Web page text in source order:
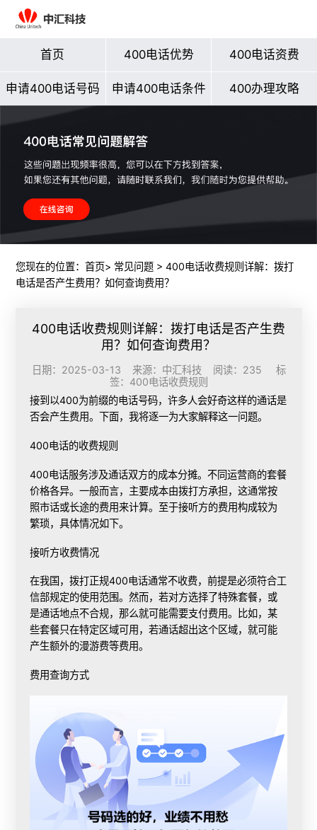
首页 400电话优势 400电话资费
申请400电话号码 申请400电话条件 400办理攻略
您现在的位置： 首页> 常见问题> 400电话收费规则详解：拨打
电话是否产生费用？如何查询费用？
400电话收费规则详解：拨打电话是否产生费
用？如何查询费用？
日期：2025-03-13 来源：中汇科技 阅读：235 标
签： 400电话收费规则
接到以400为前缀的电话号码，许多人会好奇这样的通话是
否会产生费用。下面，我将逐一为大家解释这一问题。
400电话的收费规则
400电话服务涉及通话双方的成本分摊。不同运营商的套餐
价格各异。一般而言，主要成本由拨打方承担，这通常按
照市话或长途的费用来计算。至于接听方的费用构成较为
繁琐，具体情况如下。
接听方收费情况
在我国，拨打正规400电话通常不收费，前提是必须符合工
信部规定的使用范围。然而，若对方选择了特殊套餐，或
是通话地点不合规，那么就可能需要支付费用。比如，某
些套餐只在特定区域可用，若通话超出这个区域，就可能
产生额外的漫游费等费用。
费用查询方式